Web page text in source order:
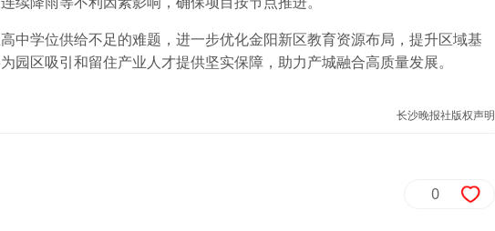
中学位供给不足的难题，进一步优化金阳新区教育资源布局，提升区域基
园区吸引和留住产业人才提供坚实保障，助力产城融合高质量发展。
长沙晚报社版权声明
0